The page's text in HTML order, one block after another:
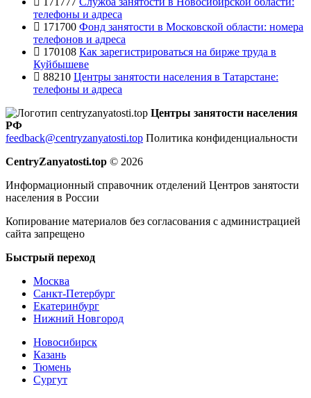
телефоны и адреса
171700 Фонд занятости в Московской области: номера
телефонов и адреса
170108 Как зарегистрироваться на бирже труда в
Куйбышеве
88210 Центры занятости населения в Татарстане:
телефоны и адреса
Центры занятости населения
РФ
feedback@centryzanyatosti.top Политика конфиденциальности
CentryZanyatosti.top © 2026
Информационный справочник отделений Центров занятости
населения в России
Копирование материалов без согласования с администрацией
сайта запрещено
Быстрый переход
Москва
Санкт-Петербург
Екатеринбург
Нижний Новгород
Новосибирск
Казань
Тюмень
Сургут